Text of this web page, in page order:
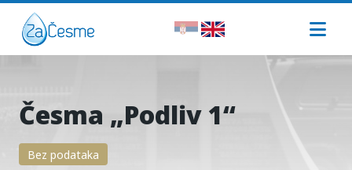
Česma „Podliv 1“
Bez podataka